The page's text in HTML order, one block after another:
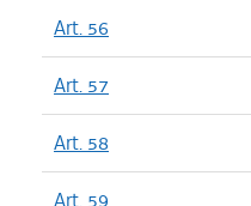
Art. 56
Art. 57
Art. 58
Art. 59